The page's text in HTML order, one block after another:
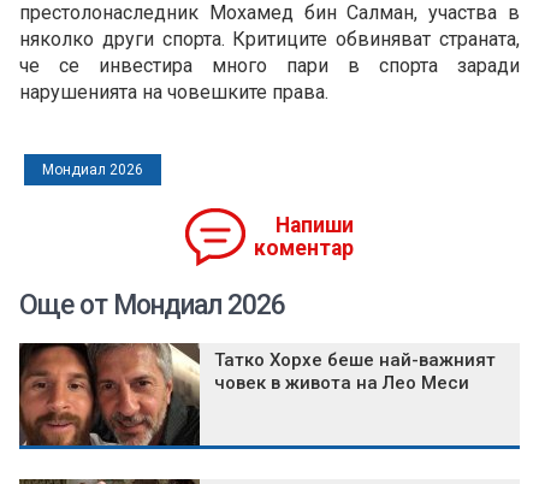
престолонаследник Мохамед бин Салман, участва в
няколко други спорта. Критиците обвиняват страната,
че се инвестира много пари в спорта заради
нарушенията на човешките права.
Мондиал 2026
Напиши
коментар
Още от Мондиал 2026
Татко Хорхе беше най-важният
човек в живота на Лео Меси